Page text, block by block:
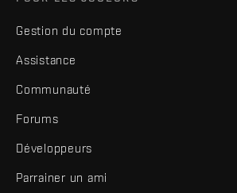
Gestion du compte
Assistance
Communauté
Forums
Développeurs
Parrainer un ami